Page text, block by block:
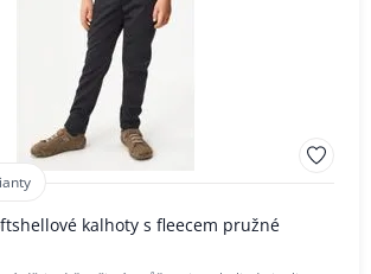
kalhoty s fleecem pružné